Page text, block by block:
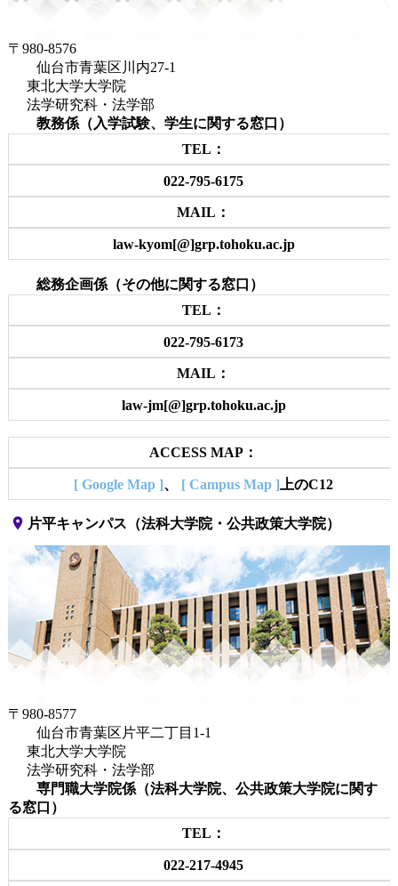
〒980-8576
仙台市青葉区川内27-1
東北大学大学院
法学研究科・法学部
教務係（入学試験、学生に関する窓口）
TEL：
022-795-6175
MAIL：
law-kyom[@]grp.tohoku.ac.jp
総務企画係（その他に関する窓口）
TEL：
022-795-6173
MAIL：
law-jm[@]grp.tohoku.ac.jp
ACCESS MAP：
[ Google Map ]、 [ Campus Map ] 上のC12
place 片平キャンパス（法科大学院・公共政策大学院）
〒980-8577
仙台市青葉区片平二丁目1-1
東北大学大学院
法学研究科・法学部
専門職大学院係（法科大学院、公共政策大学院に関す
る窓口）
TEL：
022-217-4945